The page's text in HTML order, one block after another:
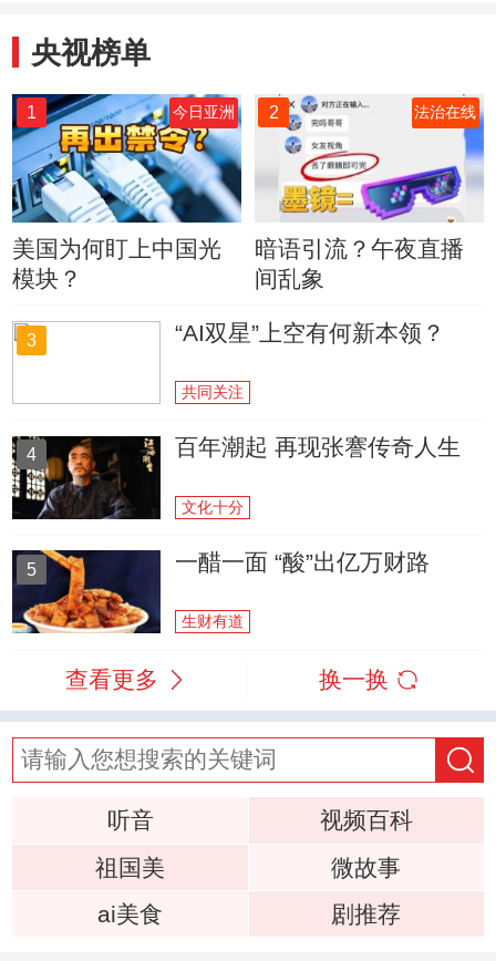
央视榜单
1 今日亚洲
美国为何盯上中国光
模块？
2 法治在线
暗语引流？午夜直播
间乱象
3 “AI双星”上空有何新本领？
共同关注
4 百年潮起 再现张謇传奇人生
文化十分
5 一醋一面 “酸”出亿万财路
生财有道
查看更多 换一换
听音
视频百科
祖国美
微故事
ai美食
剧推荐